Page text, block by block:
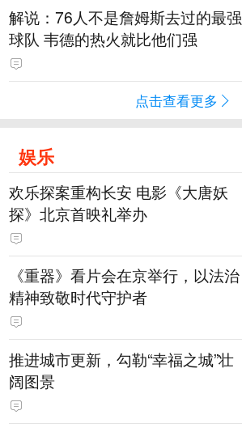
解说：76人不是詹姆斯去过的最强
球队 韦德的热火就比他们强
点击查看更多
娱乐
欢乐探案重构长安 电影《大唐妖
探》北京首映礼举办
《重器》看片会在京举行，以法治
精神致敬时代守护者
推进城市更新，勾勒“幸福之城”壮
阔图景